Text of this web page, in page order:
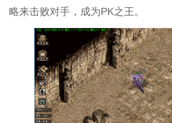
略来击败对手，成为PK之王。